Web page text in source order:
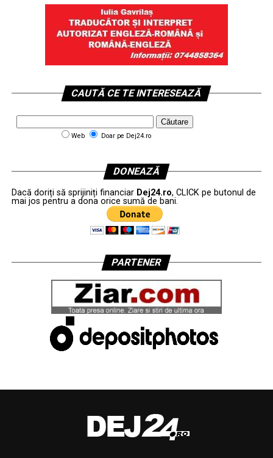
CAUTĂ CE TE INTERESEAZĂ
Web Doar pe Dej24.ro
DONEAZĂ
Dacă doriți să sprijiniți financiar Dej24.ro, CLICK pe butonul de
mai jos pentru a dona orice sumă de bani.
PARTENER